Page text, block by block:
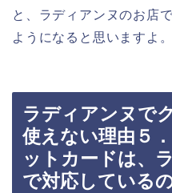
と、ラディアンヌのお店
ようになると思いますよ。
ラディアンヌで
使えない理由５
ットカードは、
で対応している